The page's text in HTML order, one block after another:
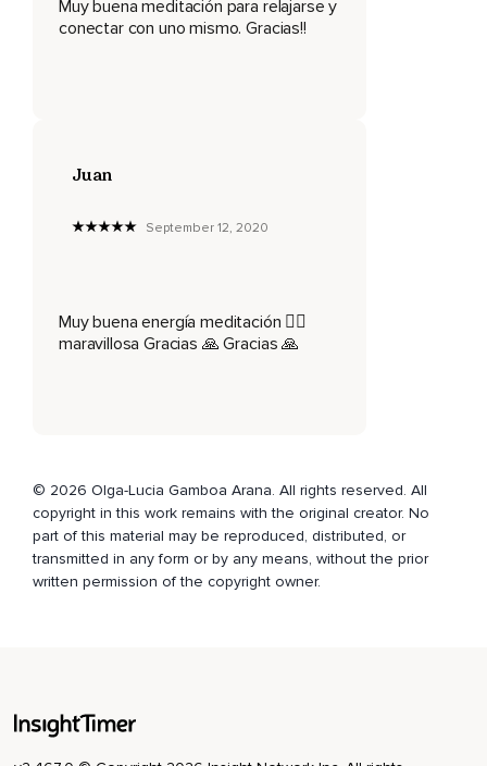
Imagina o siente cómo el aire que entra abre espacio y
Al final de la inhalación,
negatividad y la incomodidad de esos pensamientos se
empiezan a disipar a medida que el aire sale de tu cuerpo.
Al final de la exhalación,
Haz una breve pausa y descansa en la serenidad de esa
pausa.
Repite esto dos veces más.
Sigue respirando calmadamente.
Muy buena meditación para relajarse y
conectar con uno mismo. Gracias!!
Juan
September 12, 2020
Muy buena energía meditación 🧘‍♀️
maravillosa Gracias 🙏 Gracias 🙏
© 2026 Olga-Lucia Gamboa Arana. All rights reserved. All
copyright in this work remains with the original creator. No
part of this material may be reproduced, distributed, or
transmitted in any form or by any means, without the prior
written permission of the copyright owner.